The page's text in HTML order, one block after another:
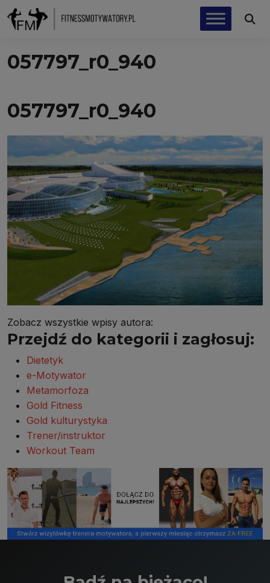
057797_r0_940
057797_r0_940
Zobacz wszystkie wpisy autora:
Przejdź do kategorii i zagłosuj:
Dietetyk
e-Motywator
Metamorfoza
Gold Fitness
Gold kulturystyka
Trener/instruktor
Workout Team